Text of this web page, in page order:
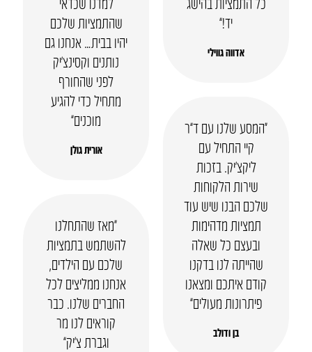
יד!”
אדווה גווילי
שהתמציות שלכם
יהיו בבית… אנחנו גם
נותנים וקסינצ’יק
לפני שהחורף
מתחיל כדי להגיע
מוכנים”
אורית גולן
“המסע שלנו עם ד”ר
קיי התחיל עם
ליקצ’יק. בזכות
שירות הלקוחות
שלכם הבנו שיש עוד
תמציות מדהימות
ובעצם כל שאלה
שהייתה לנו בדקנו
קודם איתכם ומצאנו
פיתרונות מעולים”
בן ודולב
“מאז שהתחלנו
להשתמש בתמציות
שלכם עם הילדים,
אנחנו ממליצים לכל
החברים שלנו. כבר
קוראים לנו מר
וגברת צ’יק”